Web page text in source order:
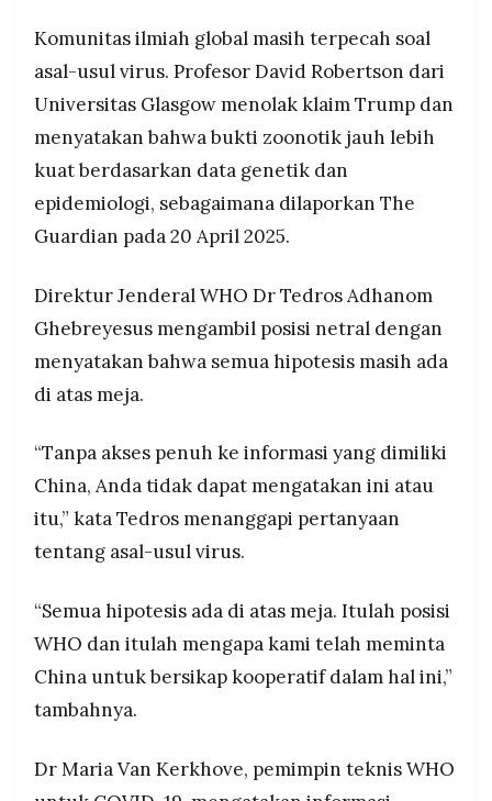
Komunitas ilmiah global masih terpecah soal
asal-usul virus. Profesor David Robertson dari
Universitas Glasgow menolak klaim Trump dan
menyatakan bahwa bukti zoonotik jauh lebih
kuat berdasarkan data genetik dan
epidemiologi, sebagaimana dilaporkan The
Guardian pada 20 April 2025.
Direktur Jenderal WHO Dr Tedros Adhanom
Ghebreyesus mengambil posisi netral dengan
menyatakan bahwa semua hipotesis masih ada
di atas meja.
“Tanpa akses penuh ke informasi yang dimiliki
China, Anda tidak dapat mengatakan ini atau
itu,” kata Tedros menanggapi pertanyaan
tentang asal-usul virus.
“Semua hipotesis ada di atas meja. Itulah posisi
WHO dan itulah mengapa kami telah meminta
China untuk bersikap kooperatif dalam hal ini,”
tambahnya.
Dr Maria Van Kerkhove, pemimpin teknis WHO